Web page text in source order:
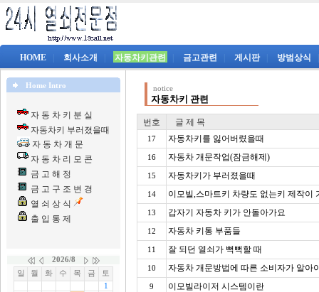
HOME 회사소개 자동차키관련 금고관련 게시판 방범상식
Home Intro
자 동 차 키 분 실
자동차키 부러졌을때
자 동 차 개 문
자 동 차 리 모 콘
금 고 해 정
금 고 구 조 변 경
열 쇠 상 식
출 입 통 제
notice
자동차키 관련
번호 글 제 목
17 자동차키를 잃어버렸을때
16 자동차 개문작업(잠금해제)
15 자동차키가 부러졌을때
14 이모빌,스마트키 차량도 없는키 제작이
13 갑자기 자동차 키가 안돌아가요
12 자동차 키통 부품들
11 잘 되던 열쇠가 뻑뻑할 때
10 자동차 개문방법에 따른 소비자가 알아
9 이모빌라이저 시스템이란